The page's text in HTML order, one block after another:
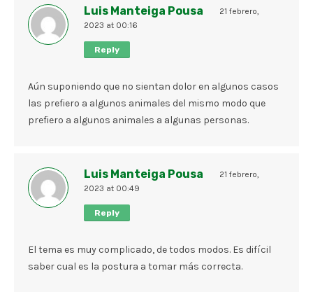
Luis Manteiga Pousa
21 febrero,
2023 at 00:16
Reply
Aún suponiendo que no sientan dolor en algunos casos
las prefiero a algunos animales del mismo modo que
prefiero a algunos animales a algunas personas.
Luis Manteiga Pousa
21 febrero,
2023 at 00:49
Reply
El tema es muy complicado, de todos modos. Es difícil
saber cual es la postura a tomar más correcta.